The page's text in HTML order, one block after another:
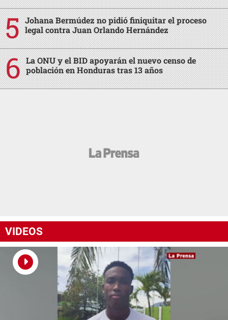
Johana Bermúdez no pidió finiquitar el proceso
legal contra Juan Orlando Hernández
La ONU y el BID apoyarán el nuevo censo de
población en Honduras tras 13 años
VIDEOS